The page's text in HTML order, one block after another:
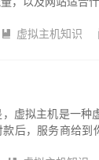
 虚拟主机知识
虚拟主机是一种
后，服务商给到